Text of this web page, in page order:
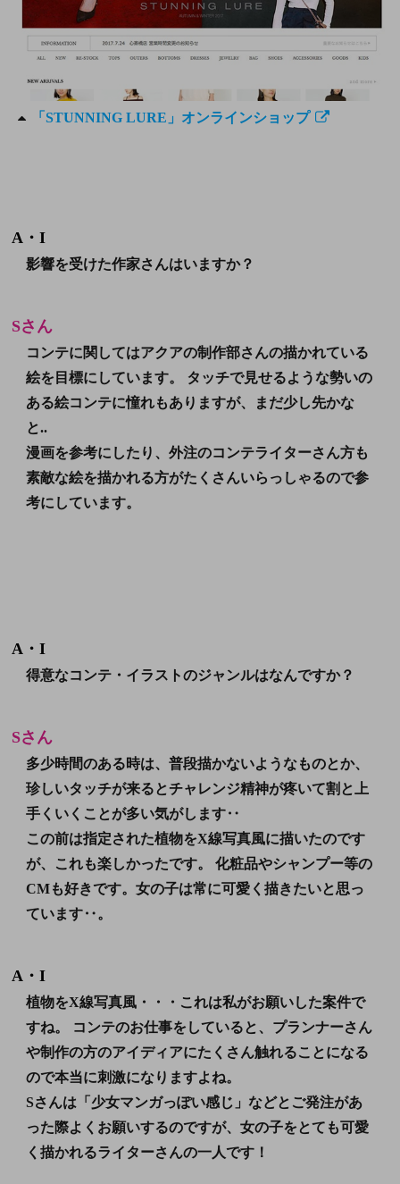
「STUNNING LURE」オンラインショップ
A・I
影響を受けた作家さんはいますか？
Sさん
コンテに関してはアクアの制作部さんの描かれている
絵を目標にしています。 タッチで見せるような勢いの
ある絵コンテに憧れもありますが、まだ少し先かな
と..
漫画を参考にしたり、外注のコンテライターさん方も
素敵な絵を描かれる方がたくさんいらっしゃるので参
考にしています。
A・I
得意なコンテ・イラストのジャンルはなんですか？
Sさん
多少時間のある時は、普段描かないようなものとか、
珍しいタッチが来るとチャレンジ精神が疼いて割と上
手くいくことが多い気がします‥
この前は指定された植物をX線写真風に描いたのです
が、これも楽しかったです。 化粧品やシャンプー等の
CMも好きです。女の子は常に可愛く描きたいと思っ
ています‥。
A・I
植物をX線写真風・・・これは私がお願いした案件で
すね。 コンテのお仕事をしていると、プランナーさん
や制作の方のアイディアにたくさん触れることになる
ので本当に刺激になりますよね。
Sさんは「少女マンガっぽい感じ」などとご発注があ
った際よくお願いするのですが、女の子をとても可愛
く描かれるライターさんの一人です！